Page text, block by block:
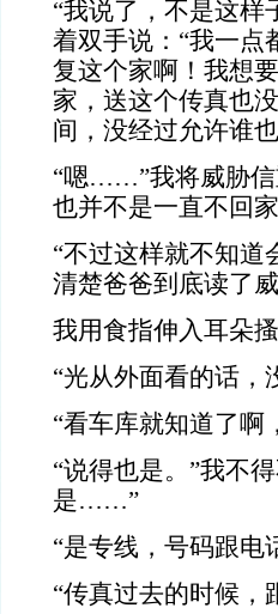
“我说了，不是这样
着双手说：“我一点
复这个家啊！我想
家，送这个传真也
间，没经过允许谁
“嗯……”我将威胁信
也并不是一直不回
“不过这样就不知道
清楚爸爸到底读了
我用食指伸入耳朵
“光从外面看的话，
“看车库就知道了啊
“说得也是。”我不
是……”
“是专线，号码跟电
“传真过去的时候，